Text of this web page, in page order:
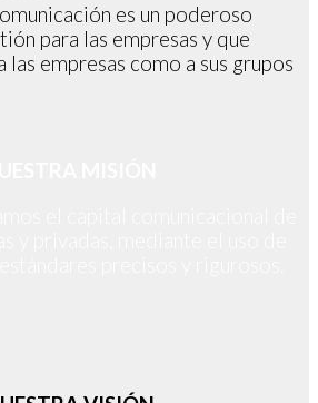
es un poderoso
para las empresas y que
las empresas como a sus grupos